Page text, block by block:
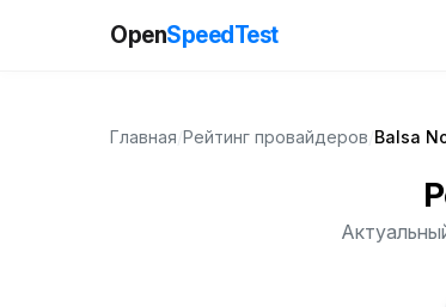
OpenSpeedTest
Главная Рейтинг провайдеров Balsa